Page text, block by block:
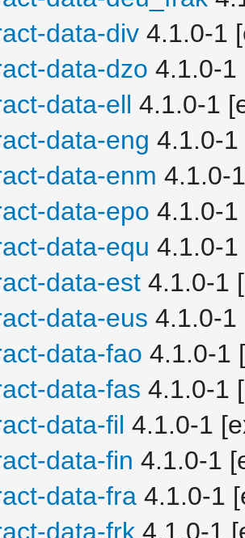
data-div4.1.0-1
data-dzo 4.1.0-1
data-ell 4.1.0-1
data-eng 4.1.0-
data-enm 4.1.0-
data-epo 4.1.0-
data-equ 4.1.0-
data-est4.1.0-1
data-eus 4.1.0-1
data-fao 4.1.0-1
data-fas 4.1.0-1
data-fil 4.1.0-1
data-fin 4.1.0-1
data-fra4.1.0-1
data-frk4.1.0-1